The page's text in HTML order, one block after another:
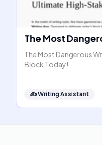
The Most
The Most Dangerous
Block Today!
✍️Writing Assistant